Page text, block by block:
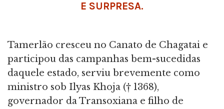
E SURPRESA.
Tamerlão cresceu no Canato de Chagatai e
participou das campanhas bem-sucedidas
daquele estado, serviu brevemente como
ministro sob Ilyas Khoja († 1368),
governador da Transoxiana e filho de